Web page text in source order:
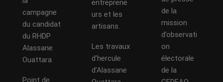
campagne
du candidat
du RHDP
Alassane
Ouattara
Point de
entreprene
urs et les
artisans.
Les travaux
d’hercule
d’Alassane
de la
mission
d’observati
on
électorale
de la